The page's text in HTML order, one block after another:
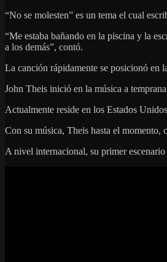
“No se molesten” es un tema el cual
“Me estaba bañando en la piscina y la
a los demás”, contó.
La canción rápidamente se posicionó en
John Theis inició en la música a
Actualmente reside en los Estados
Con su música, Theis hasta el
A nivel internacional, su primer